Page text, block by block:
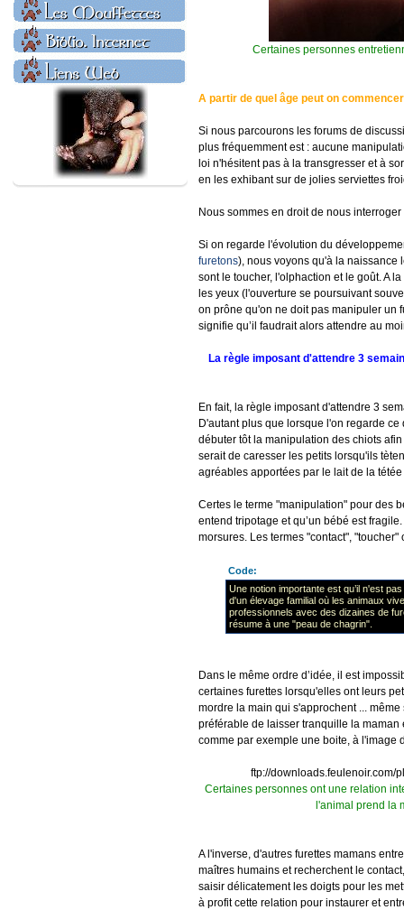
Certaines personnes
A partir de quel âge peut on
Si nous parcourons les forums de
plus fréquemment est : aucune
loi n'hésitent pas à la transgresser et à
en les exhibant sur de jolies serviettes
Nous sommes en droit de nous
Si on regarde l'évolution du
furetons), nous voyons qu'à la naissance
sont le toucher, l'olphaction et le goût. A
les yeux (l'ouverture se poursuivant
on prône qu'on ne doit pas manipuler un
signifie qu’il faudrait alors attendre au
La règle imposant d'attendre 3
En fait, la règle imposant d'attendre 3
D'autant plus que lorsque l'on regarde
débuter tôt la manipulation des chiots
serait de caresser les petits lorsqu'ils
agréables apportées par le lait de la tétée
Certes le terme "manipulation" pour des
entend tripotage et qu’un bébé est
morsures. Les termes "contact",
Code:
Une notion importante est qu’il n'est
d'un élevage familial où les animaux
professionnels avec des dizaines de
résume à une "peau de chagrin".
Dans le même ordre d’idée, il est
certaines furettes lorsqu'elles ont leurs
mordre la main qui s'approchent ...
préférable de laisser tranquille la
comme par exemple une boite, à l'image
ftp://downloads.feulenoir.com/
Certaines personnes ont une relation
l'animal prend la
A l'inverse, d'autres furettes mamans
maîtres humains et recherchent le
saisir délicatement les doigts pour les
à profit cette relation pour instaurer et